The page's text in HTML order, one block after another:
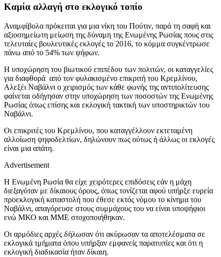
Καμία αλλαγή στο εκλογικό τοπίο
Αναμφίβολα πρόκειται για μια νίκη του Πούτιν, παρά τη σαφή και
αξιοσημείωτη μείωση της δύναμη της Ενωμένης Ρωσίας πους στις
τελευταίες βουλευτικές εκλογές το 2016, το κόμμα συγκέντρωσε
πάνω από το 54% των ψήφων.
Η υποχώρηση του βιωτικού επιπέδου των πολιτών, οι καταγγελίες
για διαφθορά από τον φυλακισμένο επικριτή του Κρεμλίνου,
Αλεξέι Ναβάλνι ο χειρισμός των κάθε φωνής της αντιπολίτευσης
φαίνεται οδήγησαν στην υποχώρηση των ποσοστών της Ενωμένης
Ρωσίας όπως επίσης και εκλογική τακτική των υποστηρικτών του
Ναβάλνι.
Οι επικριτές του Κρεμλίνου, που καταγγέλλουν εκτεταμένη
αλλοίωση ψηφοδελτίων, δηλώνουν πως ούτως ή άλλως οι εκλογές
είναι μια απάτη.
Advertisement
Η Ενωμένη Ρωσία θα είχε χειρότερες επιδόσεις εάν η μάχη
διεξαγόταν με δίκαιους όρους, όπως τονίζεται αφού υπήρξε ευρεία
προεκλογική καταστολή που έθεσε εκτός νόμου το κίνημα του
Ναβάλνι, απαγόρευσε στους συμμάχους του να είναι υποψήφιοι
ενώ ΜΚΟ και ΜΜΕ στοχοποιήθηκαν.
Οι αρμόδιες αρχές δήλωσαν ότι ακύρωσαν τα αποτελέσματα σε
εκλογικά τμήματα όπου υπήρξαν εμφανείς παρατυπίες και ότι η
εκλογική διαδικασία ήταν δίκαιη.